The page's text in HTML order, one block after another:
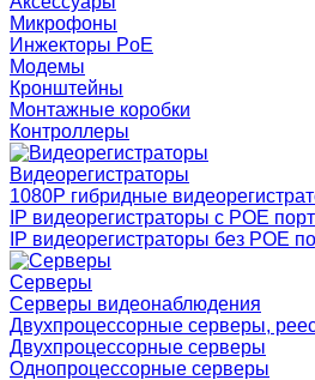
Микрофоны
Инжекторы PoE
Модемы
Кронштейны
Монтажные коробки
Контроллеры
Видеорегистраторы
1080P гибридные
IP видеорегистраторы с РОЕ
IP видеорегистраторы без РОЕ
Серверы
Серверы видеонаблюдения
Двухпроцессорные серверы,
Двухпроцессорные серверы
Однопроцессорные серверы